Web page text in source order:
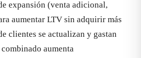
expansión (venta adicional,
aumentar LTV sin adquirir más
clientes se actualizan y gastan
aumenta